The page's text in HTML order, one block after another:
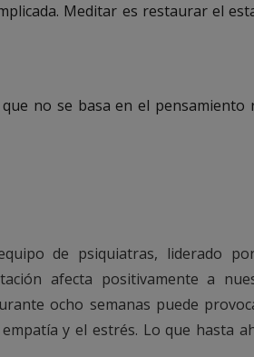
Meditar es restaurar el
no se basa en el pensamiento
de psiquiatras, liderado
afecta positivamente a
ocho semanas puede
y el estrés. Lo que hasta